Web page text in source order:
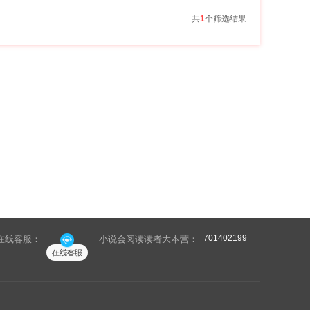
共1个筛选结果
线客服： 小说会阅读读者大本营： 701402199